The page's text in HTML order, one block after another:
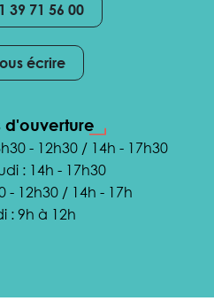
39 71 56 00
écrire
d'ouverture
- 12h30 / 14h - 17h30
: 14h - 17h30
- 12h30 / 14h - 17h
: 9h à 12h